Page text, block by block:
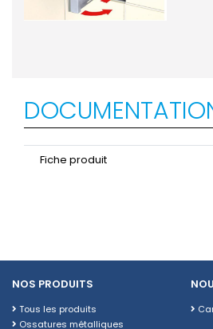
Fiche produit
NOS PRODUITS
Tous les produits
Ossatures métalliques